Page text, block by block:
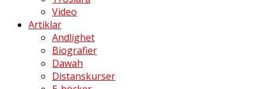
Video
Artiklar
Andlighet
Biografier
Dawah
Distanskurser